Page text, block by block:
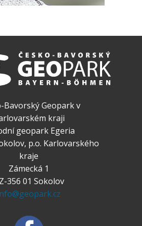
Bavorský Geopark v
kraji
geopark Egeria
p.o. Karlovarského
kraje
Zámecká 1
356 01 Sokolov